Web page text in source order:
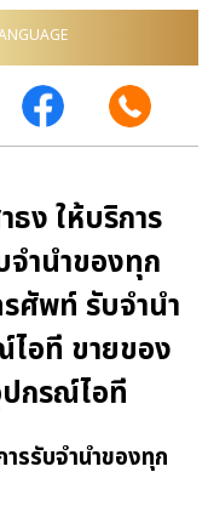
ง ให้บริการ
จำนำของทุก
ศัพท์ รับจำนำ
ไอที ขายของ
กรณ์ไอที
รรับจำนำของทุก